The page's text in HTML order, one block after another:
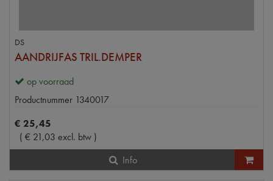
DS
AANDRIJFAS TRIL.DEMPER
op voorraad
Productnummer 1340017
€ 25,45
( € 21,03 excl. btw )
Info